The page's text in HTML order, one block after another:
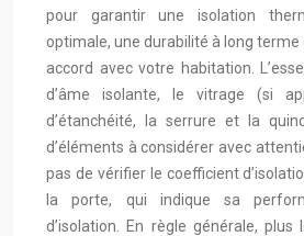
pour garantir une isolation
optimale, une durabilité à long
accord avec votre habitation.
d’âme isolante, le vitrage (si
d’étanchéité, la serrure et la
d’éléments à considérer avec
pas de vérifier le coefficient
la porte, qui indique sa
d’isolation. En règle générale,